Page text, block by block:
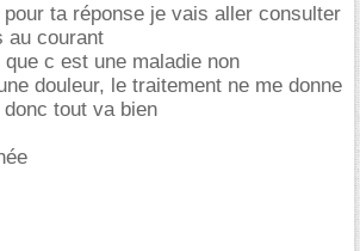
ta réponse je vais aller consulter
au courant
c est une maladie non
douleur, le traitement ne me donne
tout va bien